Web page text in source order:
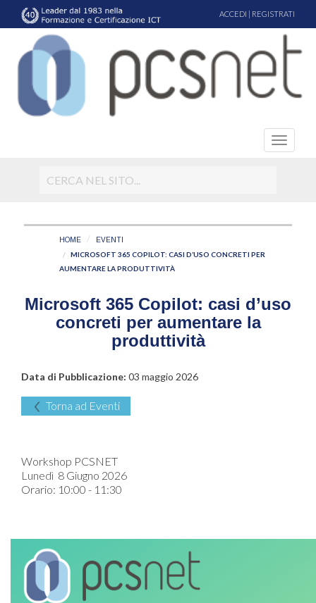
ACCEDI | REGISTRATI
HOME EVENTI
MICROSOFT 365 COPILOT: CASI D’USO CONCRETI PER
AUMENTARE LA PRODUTTIVITÀ
Microsoft 365 Copilot: casi d’uso
concreti per aumentare la
produttività
Data di Pubblicazione: 03 maggio 2026
Torna ad Eventi
Workshop PCSNET
Lunedì 8 Giugno 2026
Orario: 10:00 - 11:30